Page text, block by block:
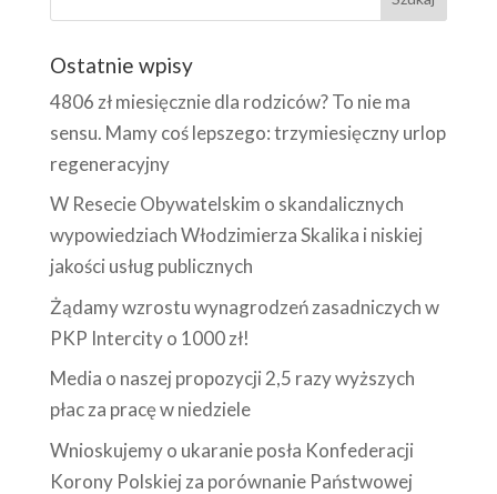
Ostatnie wpisy
4806 zł miesięcznie dla rodziców? To nie ma
sensu. Mamy coś lepszego: trzymiesięczny urlop
regeneracyjny
W Resecie Obywatelskim o skandalicznych
wypowiedziach Włodzimierza Skalika i niskiej
jakości usług publicznych
Żądamy wzrostu wynagrodzeń zasadniczych w
PKP Intercity o 1000 zł!
Media o naszej propozycji 2,5 razy wyższych
płac za pracę w niedziele
Wnioskujemy o ukaranie posła Konfederacji
Korony Polskiej za porównanie Państwowej